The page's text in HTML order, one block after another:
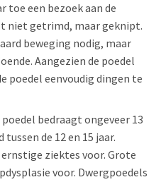
toe een bezoek aan de
niet getrimd, maar geknipt.
beweging nodig, maar
Aangezien de poedel
poedel eenvoudig dingen te
bedraagt ongeveer 13
de 12 en 15 jaar.
ziektes voor. Grote
voor. Dwergpoedels